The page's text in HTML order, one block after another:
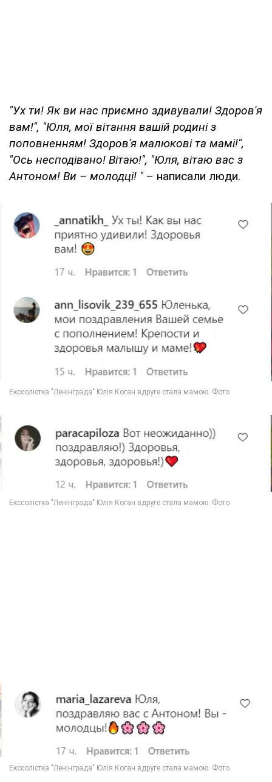
"Ух ти! Як ви нас приємно здивували! Здоров'я
вам!", "Юля, мої вітання вашій родині з
поповненням! Здоров'я малюкові та мамі!",
"Ось несподівано! Вітаю!", "Юля, вітаю вас з
Антоном! Ви – молодці! "– написали люди.